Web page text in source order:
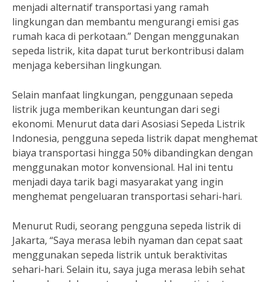
menjadi alternatif transportasi yang ramah
lingkungan dan membantu mengurangi emisi gas
rumah kaca di perkotaan.” Dengan menggunakan
sepeda listrik, kita dapat turut berkontribusi dalam
menjaga kebersihan lingkungan.
Selain manfaat lingkungan, penggunaan sepeda
listrik juga memberikan keuntungan dari segi
ekonomi. Menurut data dari Asosiasi Sepeda Listrik
Indonesia, pengguna sepeda listrik dapat menghemat
biaya transportasi hingga 50% dibandingkan dengan
menggunakan motor konvensional. Hal ini tentu
menjadi daya tarik bagi masyarakat yang ingin
menghemat pengeluaran transportasi sehari-hari.
Menurut Rudi, seorang pengguna sepeda listrik di
Jakarta, “Saya merasa lebih nyaman dan cepat saat
menggunakan sepeda listrik untuk beraktivitas
sehari-hari. Selain itu, saya juga merasa lebih sehat